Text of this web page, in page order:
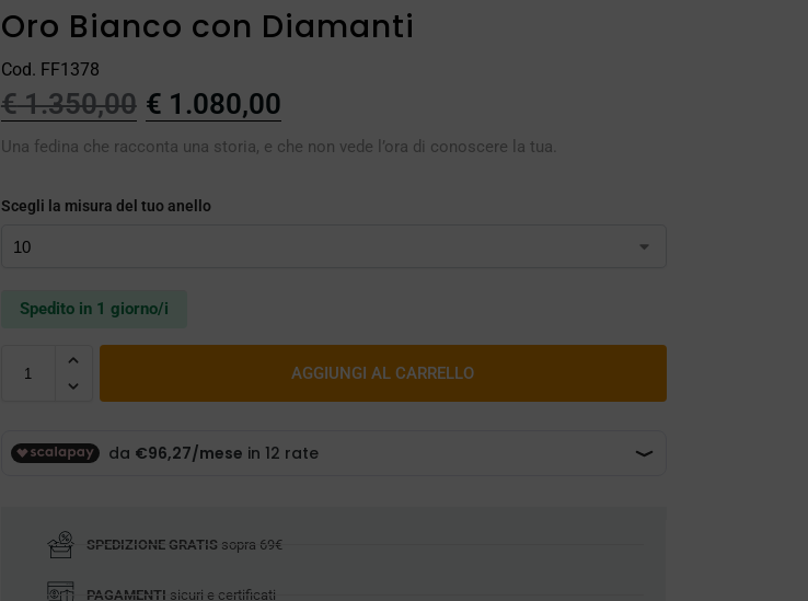
Oro Bianco con Diamanti
Cod. FF1378
€1.350,00 € 1.080,00
Una fedina che racconta una storia, e che non vede l’ora di conoscere la tua.
Scegli la misura del tuo anello
Spedito in 1 giorno/i
AGGIUNGI AL CARRELLO
SPEDIZIONE GRATIS sopra 69€
PAGAMENTI sicuri e certificati